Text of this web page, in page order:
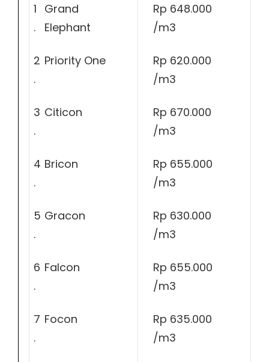
1
.
Grand
Elephant
Rp 648.000
/m3
2
.
Priority One
Rp 620.000
/m3
3
.
Citicon
Rp 670.000
/m3
4
.
Bricon
Rp 655.000
/m3
5
.
Gracon
Rp 630.000
/m3
6
.
Falcon
Rp 655.000
/m3
7
.
Focon
Rp 635.000
/m3